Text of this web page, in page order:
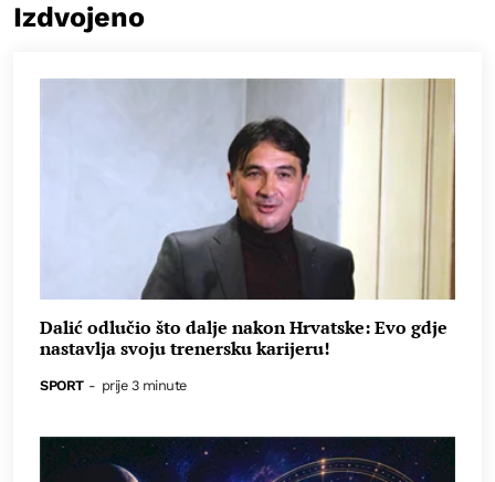
Izdvojeno
Dalić odlučio što dalje nakon Hrvatske: Evo gdje
nastavlja svoju trenersku karijeru!
SPORT - prije 3 minute